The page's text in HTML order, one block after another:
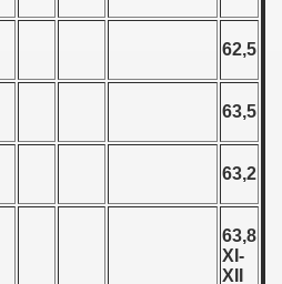
62,5
63,5
63,2
63,8
XI-
XII